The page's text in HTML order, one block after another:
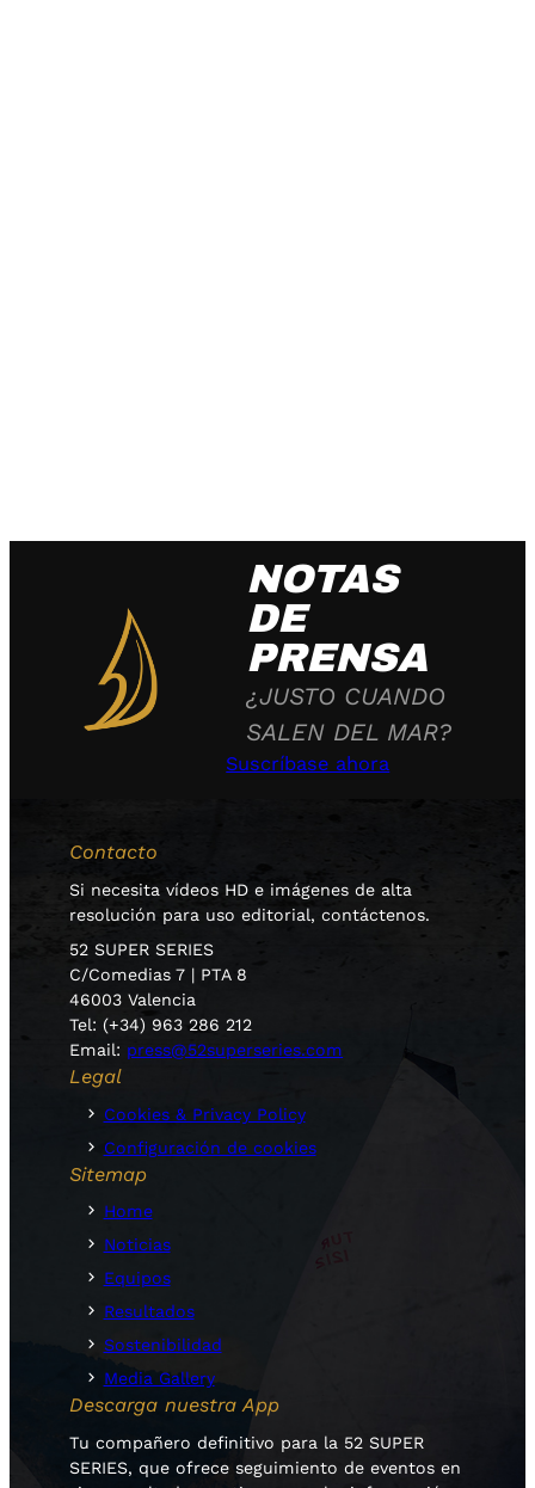
NOTAS
DE
PRENSA
¿JUSTO CUANDO
SALEN DEL MAR?
Suscríbase ahora
Contacto
Si necesita vídeos HD e imágenes de alta
resolución para uso editorial, contáctenos.
52 SUPER SERIES
C/Comedias 7 | PTA 8
46003 Valencia
Tel: (+34) 963 286 212
Email: press@52superseries.com
Legal
Cookies & Privacy Policy
Configuración de cookies
Sitemap
Home
Noticias
Equipos
Resultados
Sostenibilidad
Media Gallery
Descarga nuestra App
Tu compañero definitivo para la 52 SUPER
SERIES, que ofrece seguimiento de eventos en